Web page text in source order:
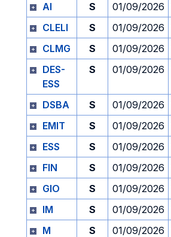
AI
S 01/09/2026
CLELI
S 01/09/2026
CLMG
S 01/09/2026
DES-
ESS
S 01/09/2026
DSBA S 01/09/2026
EMIT
S 01/09/2026
ESS
S 01/09/2026
FIN
S 01/09/2026
GIO
S 01/09/2026
IM
S 01/09/2026
M
S 01/09/2026